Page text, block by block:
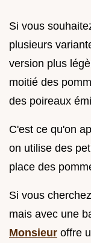
Si vous
plusieurs
version plus
moitié des
des poireaux
C'est ce qu'on
on utilise des
place des
Si vous
mais avec une
Monsieur offre